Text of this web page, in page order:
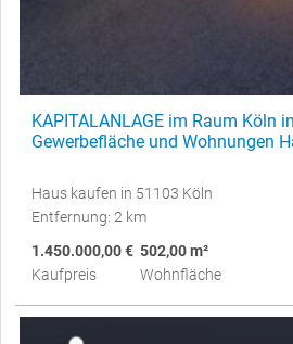
KAPITALANLAGE im Raum Köln
Gewerbefläche und Wohnungen
Haus kaufen in 51103 Köln
Entfernung: 2 km
1.450.000,00 €
Kaufpreis
502,00 m²
Wohnfläche